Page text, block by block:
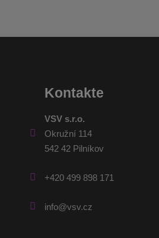
Kontakte
VSV s.r.o.
Okružní 114
542 42 Pilníkov
+420 499 898 171
info@vsv.cz